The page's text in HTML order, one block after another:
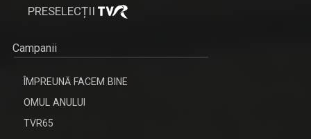
PRESELECȚII
Campanii
ÎMPREUNĂ FACEM BINE
OMUL ANULUI
TVR65